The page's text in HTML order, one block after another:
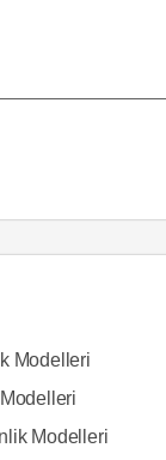
Modelleri
Modelleri